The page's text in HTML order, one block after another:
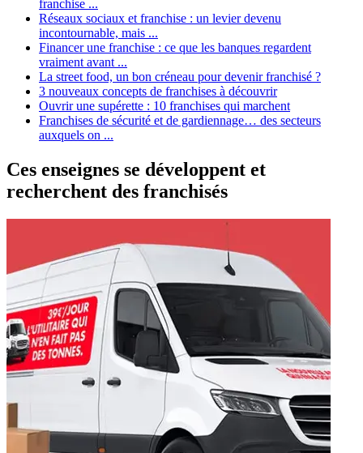
franchise ...
Réseaux sociaux et franchise : un levier devenu
incontournable, mais ...
Financer une franchise : ce que les banques regardent
vraiment avant ...
La street food, un bon créneau pour devenir franchisé ?
3 nouveaux concepts de franchises à découvrir
Ouvrir une supérette : 10 franchises qui marchent
Franchises de sécurité et de gardiennage… des secteurs
auxquels on ...
Ces enseignes se développent et
recherchent des franchisés